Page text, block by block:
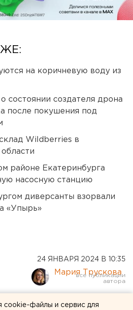
на коричневую воду из
состоянии создателя дрона
после покушения под
Wildberries в
районе Екатеринбурга
насосную станцию
диверсанты взорвали
«Упырь»
24 ЯНВАРЯ 2024 В 10:35
Мария Трускова
бешенства
cookie-файлы и сервис для